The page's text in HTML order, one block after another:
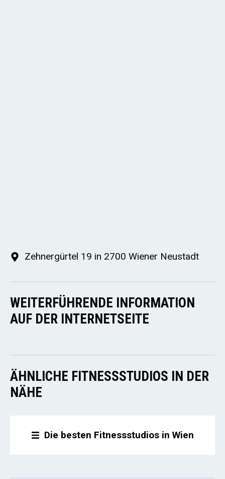
Zehnergürtel 19 in 2700 Wiener Neustadt
WEITERFÜHRENDE INFORMATION
AUF DER INTERNETSEITE
ÄHNLICHE FITNESSSTUDIOS IN DER
NÄHE
Die besten Fitnessstudios in Wien